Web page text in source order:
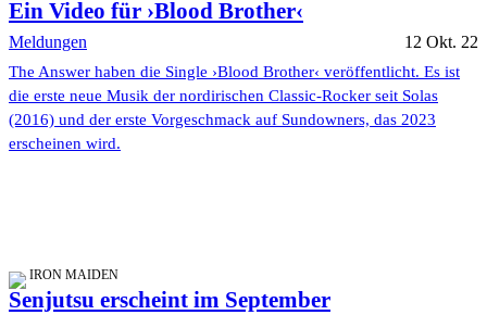
Ein Video für ›Blood Brother‹
Meldungen 12 Okt. 22
The Answer haben die Single ›Blood Brother‹ veröffentlicht. Es ist
die erste neue Musik der nordirischen Classic-Rocker seit Solas
(2016) und der erste Vorgeschmack auf Sundowners, das 2023
erscheinen wird.
IRON MAIDEN
Senjutsu erscheint im September